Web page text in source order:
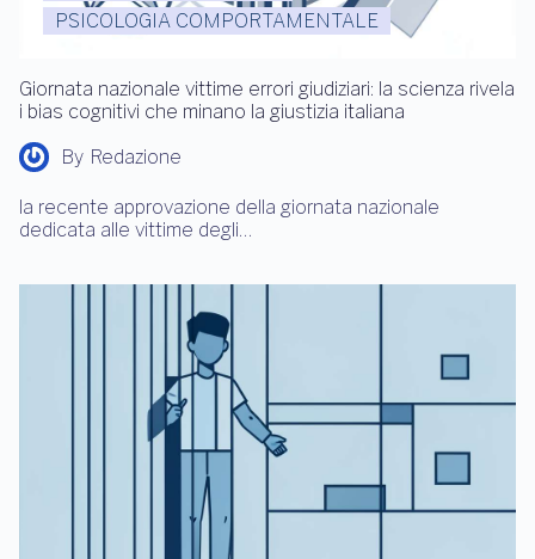
PSICOLOGIA COMPORTAMENTALE
Giornata nazionale vittime errori giudiziari: la scienza rivela
i bias cognitivi che minano la giustizia italiana
By Redazione
la recente approvazione della giornata nazionale
dedicata alle vittime degli…